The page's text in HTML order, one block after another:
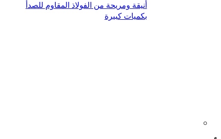
أنيقة ومريحة من الفولاذ المقاوم للصدأ
بكميات كبيرة